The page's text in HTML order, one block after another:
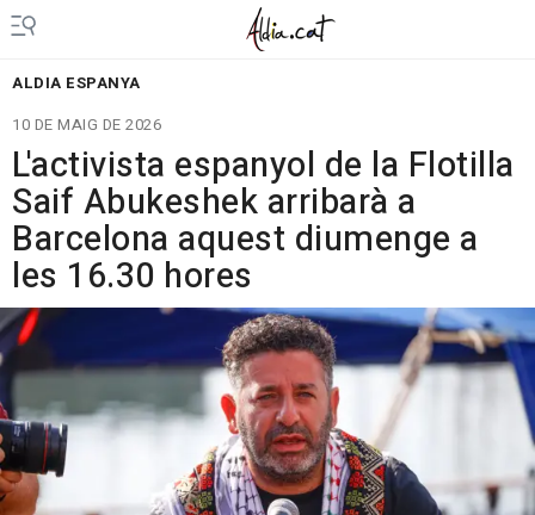
ALDIA ESPANYA
10 DE MAIG DE 2026
L'activista espanyol de la Flotilla
Saif Abukeshek arribarà a
Barcelona aquest diumenge a
les 16.30 hores